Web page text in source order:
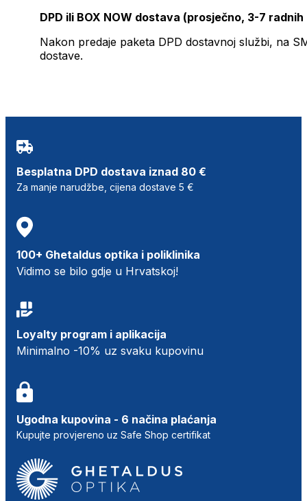
DPD ili BOX NOW dostava (prosječno, 3-7 radnih
Nakon predaje paketa DPD dostavnoj službi, na
dostave.
Besplatna DPD dostava iznad 80 €
Za manje narudžbe, cijena dostave 5 €
100+ Ghetaldus optika i poliklinika
Vidimo se bilo gdje u Hrvatskoj!
Loyalty program i aplikacija
Minimalno -10% uz svaku kupovinu
Ugodna kupovina - 6 načina plaćanja
Kupujte provjereno uz Safe Shop certifikat